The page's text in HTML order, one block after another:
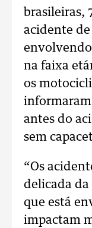
brasileiras,
acidente
na faixa
os
informaram
antes do
sem
“Os
delicada da
que está
impactam